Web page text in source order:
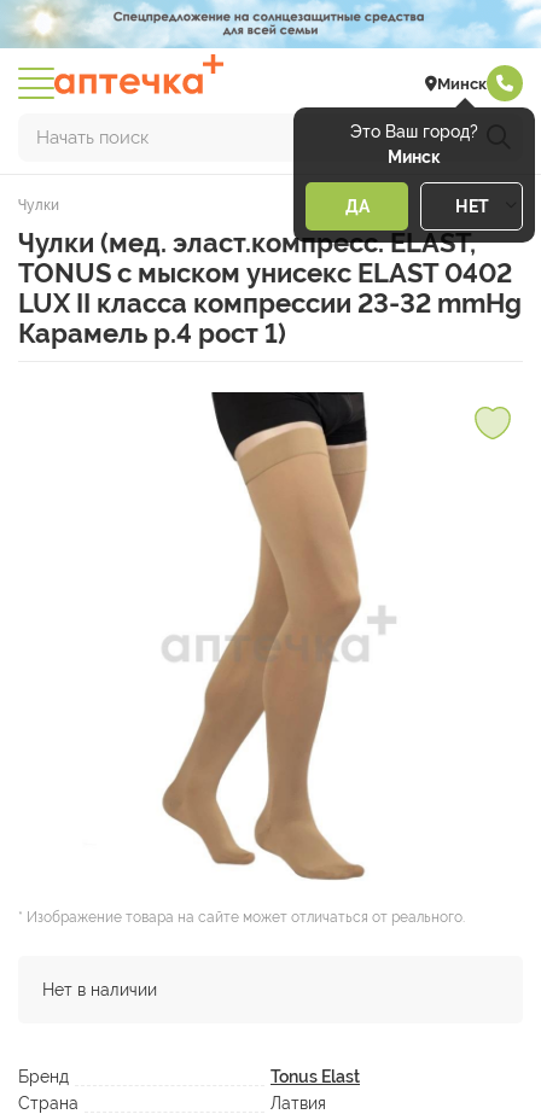
Минск
Это Ваш город?
Минск
ДА НЕТ
Начать поиск
Чулки
Чулки (мед. эласт.компресс. ELAST,
TONUS с мыском унисекс ELAST 0402
LUX II класса компрессии 23-32 mmHg
Карамель р.4 рост 1)
* Изображение товара на сайте может отличаться от реального.
Нет в наличии
Бренд
Tonus Elast
Страна
Латвия